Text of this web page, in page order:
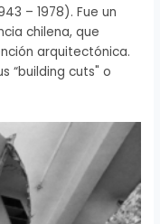
– 1978). Fue un
chilena, que
arquitectónica.
“building cuts" o